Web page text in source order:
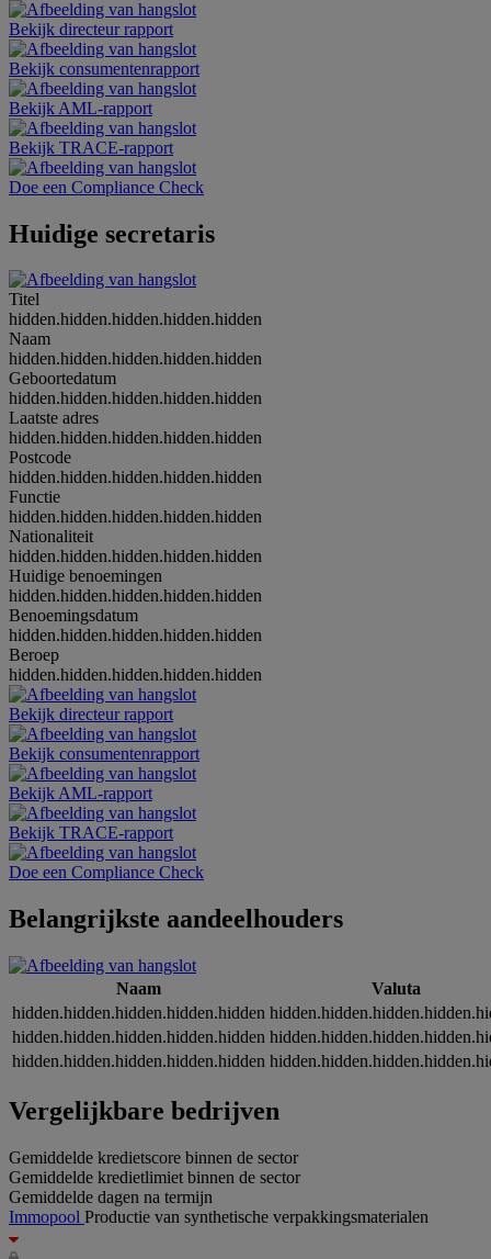
Bekijk directeur rapport
Bekijk consumentenrapport
Bekijk AML-rapport
Bekijk TRACE-rapport
Doe een Compliance Check
Huidige secretaris
Titel
hidden.hidden.hidden.hidden.hidden
Naam
hidden.hidden.hidden.hidden.hidden
Geboortedatum
hidden.hidden.hidden.hidden.hidden
Laatste adres
hidden.hidden.hidden.hidden.hidden
Postcode
hidden.hidden.hidden.hidden.hidden
Functie
hidden.hidden.hidden.hidden.hidden
Nationaliteit
hidden.hidden.hidden.hidden.hidden
Huidige benoemingen
hidden.hidden.hidden.hidden.hidden
Benoemingsdatum
hidden.hidden.hidden.hidden.hidden
Beroep
hidden.hidden.hidden.hidden.hidden
Bekijk directeur rapport
Bekijk consumentenrapport
Bekijk AML-rapport
Bekijk TRACE-rapport
Doe een Compliance Check
Belangrijkste aandeelhouders
Naam
Valuta
hidden.hidden.hidden.hidden.hidden
hidden.hidden.hidden.hidden.hidden
hidden.hidden.hidden.hidden.hidden
Vergelijkbare bedrijven
Gemiddelde kredietscore binnen de sector
Gemiddelde kredietlimiet binnen de sector
Gemiddelde dagen na termijn
Immopool Productie van synthetische verpakkingsmaterialen